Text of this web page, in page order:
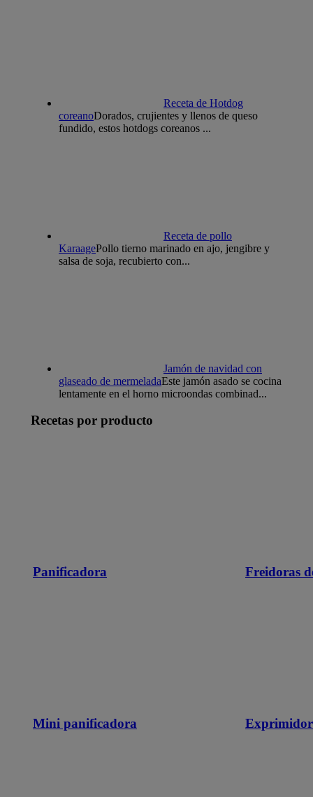
Receta de Hotdog
coreanoDorados, crujientes y llenos de queso
fundido, estos hotdogs coreanos ...
Receta de pollo
KaraagePollo tierno marinado en ajo, jengibre y
salsa de soja, recubierto con...
Jamón de navidad con
glaseado de mermeladaEste jamón asado se cocina
lentamente en el horno microondas combinad...
Recetas por producto
Panificadora Freidoras
Mini panificadora